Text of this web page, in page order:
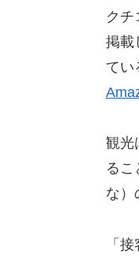
クチ
掲載
てい
観光
るこ
な）
「